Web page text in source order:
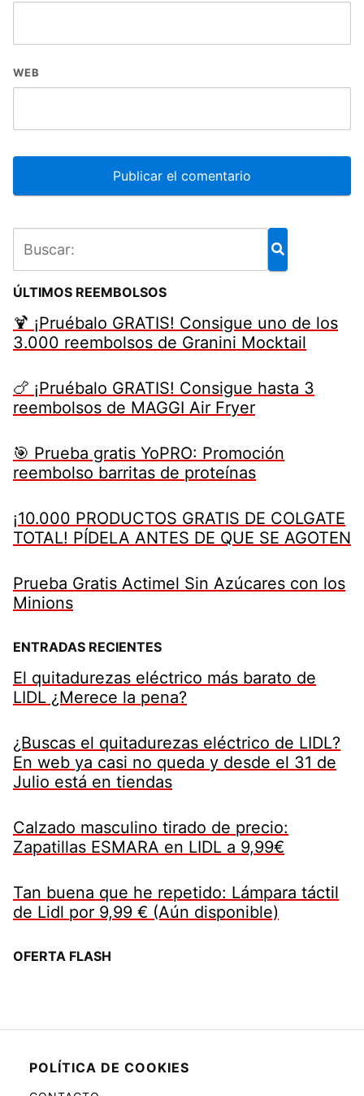
WEB
ÚLTIMOS REEMBOLSOS
🍹 ¡Pruébalo GRATIS! Consigue uno de los
3.000 reembolsos de Granini Mocktail
🍗 ¡Pruébalo GRATIS! Consigue hasta 3
reembolsos de MAGGI Air Fryer
🎯 Prueba gratis YoPRO: Promoción
reembolso barritas de proteínas
¡10.000 PRODUCTOS GRATIS DE COLGATE
TOTAL! PÍDELA ANTES DE QUE SE AGOTEN
Prueba Gratis Actimel Sin Azúcares con los
Minions
ENTRADAS RECIENTES
El quitadurezas eléctrico más barato de
LIDL ¿Merece la pena?
¿Buscas el quitadurezas eléctrico de LIDL?
En web ya casi no queda y desde el 31 de
Julio está en tiendas
Calzado masculino tirado de precio:
Zapatillas ESMARA en LIDL a 9,99€
Tan buena que he repetido: Lámpara táctil
de Lidl por 9,99 € (Aún disponible)
OFERTA FLASH
POLÍTICA DE COOKIES